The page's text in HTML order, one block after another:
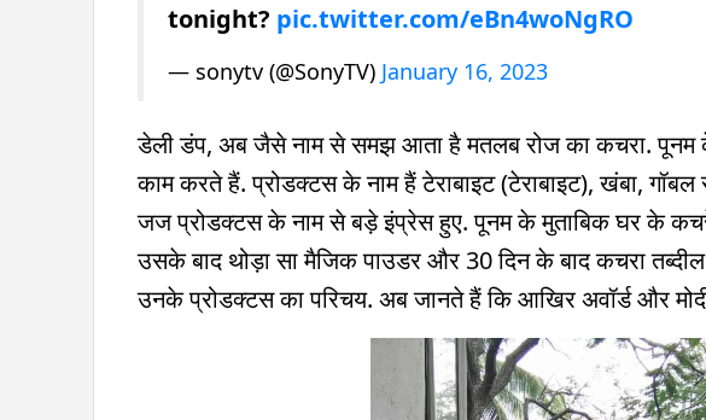
tonight? pic.twitter.com/eBn4woNgRO
— sonytv (@SonyTV) January 16, 2023
डेली डंप, अब जैसे नाम से समझ आता है मतलब रोज का कचरा. पूनम
काम करते हैं. प्रोडक्टस के नाम हैं टेराबाइट (टेराबाइट), खंबा, गॉबल
जज प्रोडक्टस के नाम से बड़े इंप्रेस हुए. पूनम के मुताबिक घर के
उसके बाद थोड़ा सा मैजिक पाउडर और 30 दिन के बाद कचरा
उनके प्रोडक्टस का परिचय. अब जानते हैं कि आखिर अवॉर्ड और